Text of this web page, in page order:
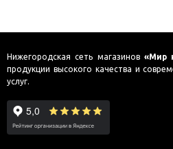
Нижегородская сеть магазинов «Мир
продукции высокого качества и
услуг.